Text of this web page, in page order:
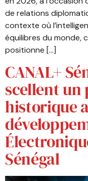
de relations
contexte où
équilibres du monde,
positionne […]
CANAL+
scellent
historique
Sénégal